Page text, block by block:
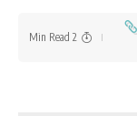
2 Min Read